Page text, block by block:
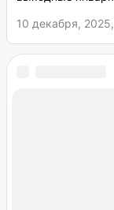
10 декабря,